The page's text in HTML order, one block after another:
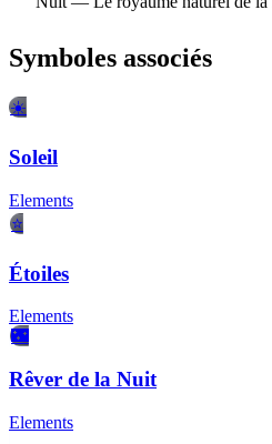
Symboles associés
☀️
Soleil
Elements
⭐
Étoiles
Elements
🌃
Rêver de la Nuit
Elements